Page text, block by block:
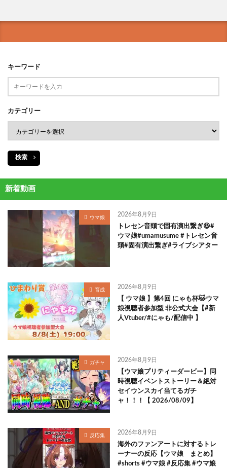
キーワード
カテゴリー
検索
新着動画
ウマ娘 2026年8月9日
トレセン音頭で固有演出繋ぎ😆#
ウマ娘#umamusume #トレセン音
頭#固有演出繋ぎ#ライブシアター
育成 2026年8月9日
【 ウマ娘 】第4回 にゃも杯🐱ウマ
娘視聴者参加型 非公式大会【#新
人Vtuber/#にゃも/配信中 】
ガチャ 2026年8月9日
【ウマ娘プリティーダービー】同
時視聴イベントストーリー＆絶対
セイウンスカイ当てるガチ
ャ！！！【 2026/08/09】
反応集 2026年8月9日
海外のファンアートに対するトレ
ーナーの反応【ウマ娘 まとめ】
#shorts #ウマ娘 #反応集 #ウマ娘